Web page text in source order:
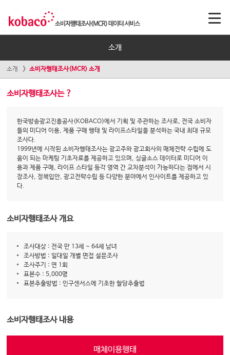
소개
소개 소비자행태조사(MCR) 소개
소비자행태조사는 ?
한국방송광고진흥공사(KOBACO)에서 기획 및 주관하는 조사로, 전국 소비자
들의 미디어 이용, 제품 구매 행태 및 라이프스타일을 분석하는 국내 최대 규모
조사다.
1999년에 시작된 소비자행태조사는 광고주와 광고회사의 매체전략 수립에 도
움이 되는 마케팅 기초자료를 제공하고 있으며, 싱글소스 데이터로 미디어 이
용과 제품 구매, 라이프 스타일 등각 영역 간 교차분석이 가능하다는 점에서 시
장조사, 정책입안, 광고전략수립 등 다양한 분야에서 인사이트를 제공하고 있
다.
소비자행태조사 개요
조사대상 : 전국 만 13세 ~ 64세 남녀
조사방법 : 일대일 개별 면접 설문조사
조사주기 : 연 1회
표본수 : 5,000명
표본추출방법 : 인구센서스에 기초한 할당추출법
소비자행태조사 내용
매체이용행태